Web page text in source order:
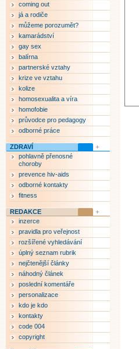
coming out
já a rodiče
můžeme porozumět?
kamarádství
gay sex
balírna
partnerské vztahy
krize ve vztahu
kolize
homosexualita a víra
homofobie
průvodce pro pedagogy
odborné práce
ZDRAVÍ
pohlavně přenosné
choroby
prevence hiv-aids
odborné kontakty
fitness
REDAKCE
inzerce
pravidla pro veřejnost
rozšířené vyhledávání
úplný seznam rubrik
nejčtenější články
náhodný článek
poslední komentáře
personalizace
kdo je kdo
kontakty
code 004
copyright